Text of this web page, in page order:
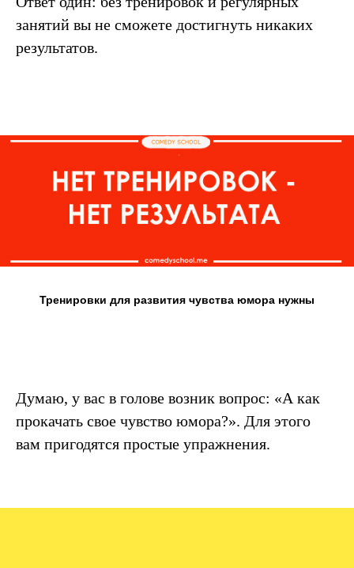
занятий вы не сможете достигнуть никаких
результатов.
Тренировки для развития чувства юмора нужны
Думаю, у вас в голове возник вопрос: «А как
прокачать свое чувство юмора?». Для этого
вам пригодятся простые упражнения.
неделю.
Поэтому если вы
хотите узнать, как я на
пожаловать на мой
Вас ждут практические
примеры из жизни и
разбор приёмов
трюкам в области